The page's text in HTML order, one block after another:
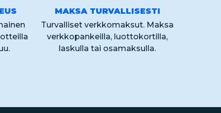
MAKSA TURVALLISESTI
Turvalliset verkkomaksut. Maksa
verkkopankeilla, luottokortilla,
laskulla tai osamaksulla.